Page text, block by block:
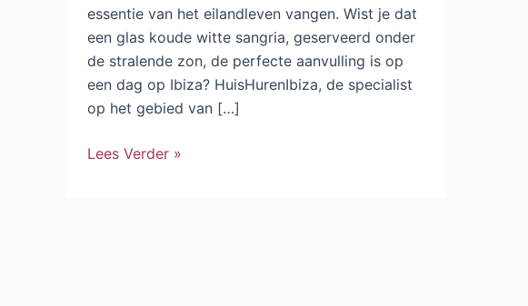
essentie van het eilandleven vangen. Wist je dat
een glas koude witte sangria, geserveerd onder
de stralende zon, de perfecte aanvulling is op
een dag op Ibiza? HuisHurenIbiza, de specialist
op het gebied van […]
Lees Verder »